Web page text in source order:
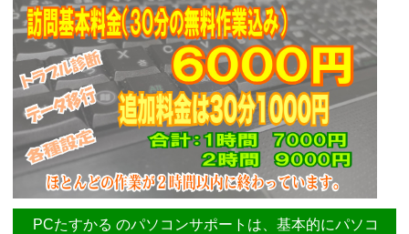
PCたすかる のパソコンサポートは、基本的にパソコ